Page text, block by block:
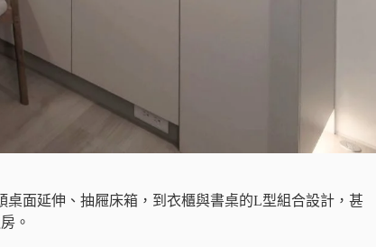
面延伸、抽屜床箱，到衣櫃與書桌的L型組合設計，甚
。